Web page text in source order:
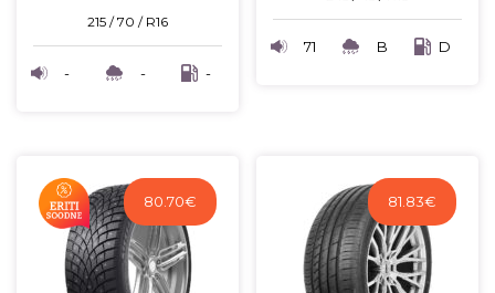
215 / 70 / R16
- - -
71 B D
80.70€ 81.83€